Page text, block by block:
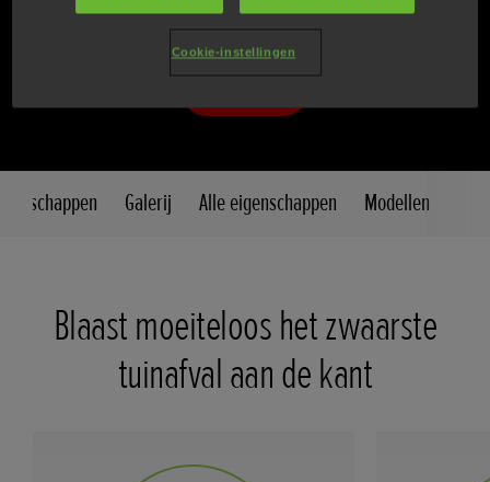
oppervlakken zoals tuinen en parken te onderhouden.
Galerij Alle eigenschappen Modellen
Blaast moeiteloos het zwaarste
tuinafval aan de kant
Cookie-instellingen